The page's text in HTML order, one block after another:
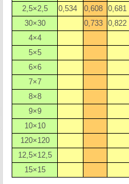
2,5×2,5
0,534 0,608 0,681
30×30
0,733 0,822
4×4
5×5
6×6
7×7
8×8
9×9
10×10
120×120
12,5×12,5
15×15